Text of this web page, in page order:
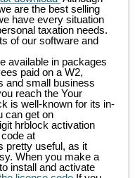
are the best selling
have every situation
taxation needs.
of our software and
available in packages
paid on a W2,
and small business
reach the Your
is well-known for its in-
can get on
hrblock activation
at
pretty useful, as it
When you make a
install and activate